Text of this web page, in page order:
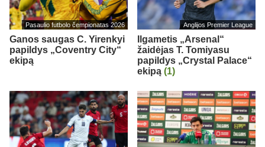
Pasaulio futbolo čempionatas 2026
Ganos saugas C. Yirenkyi
papildys „Coventry City“
ekipą
Anglijos Premier League
Ilgametis „Arsenal“
žaidėjas T. Tomiyasu
papildys „Crystal Palace“
ekipą (1)